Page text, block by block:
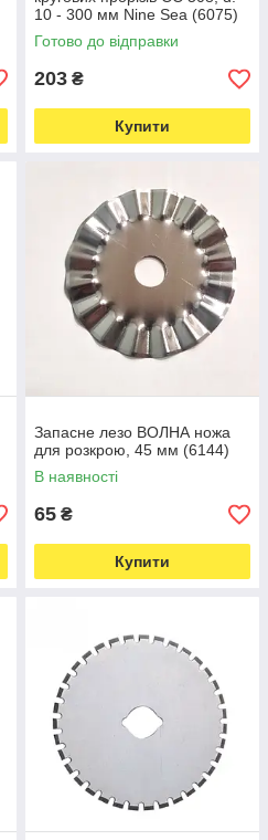
10 - 300 мм Nine Sea (6075)
Готово до відправки
203 ₴
Купити
Запасне лезо ВОЛНА ножа
для розкрою, 45 мм (6144)
В наявності
65 ₴
Купити